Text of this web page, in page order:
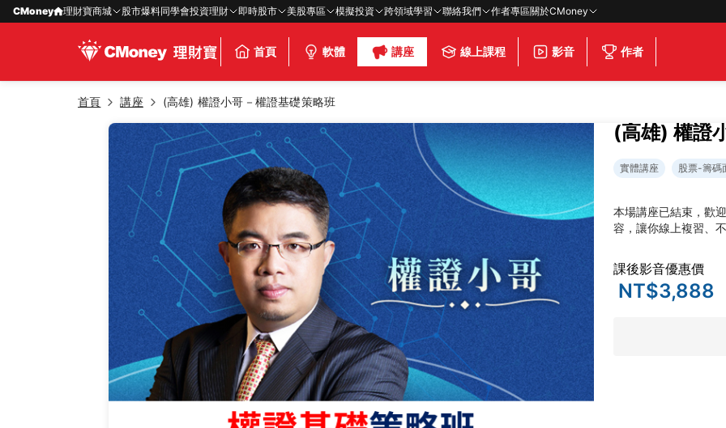
CMoney 理財寶商城 股市爆料同學會投資理財 即時股市 美股專區 模擬投資 跨領域學習 聯絡我們 作者專區關於CMoney
首頁 軟體 講座 線上課程 影音 作者
首頁 講座 (高雄) 權證小哥－權證基礎策略班
(高雄) 權證
實體講座 股票-籌碼
本場講座已結束，歡
容，讓你線上複習、
課後影音優惠價
NT$3,888